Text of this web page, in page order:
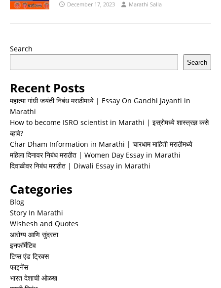
December 17, 2023 Marathi Salla
Search
Search
Recent Posts
महात्मा गांधी जयंती निबंध मराठीमध्ये | Essay On Gandhi Jayanti in
Marathi
How to become ISRO scientist in Marathi | इस्रोमध्ये शास्त्रज्ञ कसे
व्हावे?
Char Dham Information in Marathi | चारधाम माहिती मराठीमध्ये
महिला दिनावर निबंध मराठीत | Women Day Essay in Marathi
दिवाळीवर निबंध मराठीत | Diwali Essay in Marathi
Categories
Blog
Story In Marathi
Wishesh and Quotes
आरोग्य आणि सुंदरता
इनफॉर्मेटिव
टिप्स एंड ट्रिक्स
फाइनेंस
भारत देशाची ओळख